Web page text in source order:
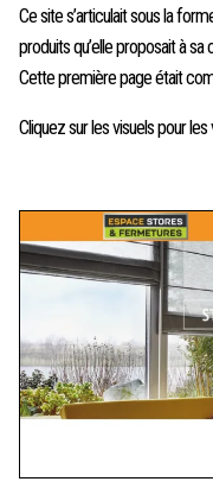
Ce site s’articulait sous la
produits qu’elle proposait à
Cette première page était
Cliquez sur les visuels pour les